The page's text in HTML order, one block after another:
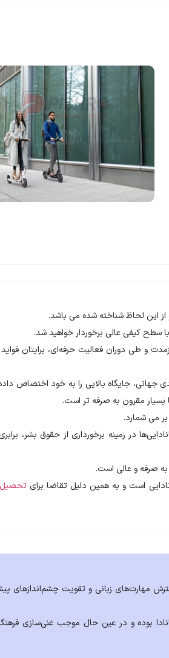
از این لحاظ شناخته شده می باشد.
کیفی عالی برخوردار خواهید شد.
و طی دوران فعالیت‌ حرفه‌ای، برایتان
جهانی، جایگاه بالایی را به خود اختصاص
بسیار مقرون به صرفه تر است.
بر می شمارد.
در زمینه برخورداری از حقوق بشر،
صرفه و عالی است.
است و به همین دلیل تقاضا برایتحصیل
مهارت‌های زبانی و تقویت چشم‌اندازهای
بوده و در عین حال موجب غنی‌سازی